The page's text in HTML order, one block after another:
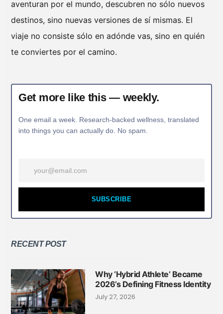
aventuran por el mundo, descubren no sólo nuevos
destinos, sino nuevas versiones de sí mismas. El
viaje no consiste sólo en adónde vas, sino en quién
te conviertes por el camino.
Get more like this — weekly.
One email a week. Research-backed wellness, translated
into things you can actually do. No spam.
SUBSCRIBE
RECENT POST
Why ‘Hybrid Athlete’ Became
2026’s Defining Fitness Identity
July 27, 2026